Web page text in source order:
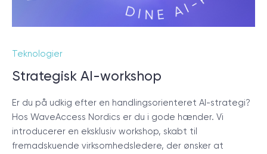
Teknologier
Strategisk AI-workshop
Er du på udkig efter en handlingsorienteret AI-strategi?
Hos WaveAccess Nordics er du i gode hænder. Vi
introducerer en eksklusiv workshop, skabt til
fremadskuende virksomhedsledere, der ønsker at